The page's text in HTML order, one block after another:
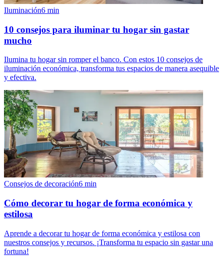
Iluminación6 min
10 consejos para iluminar tu hogar sin gastar
mucho
Ilumina tu hogar sin romper el banco. Con estos 10 consejos de
iluminación económica, transforma tus espacios de manera asequible
y efectiva.
Consejos de decoración6 min
Cómo decorar tu hogar de forma económica y
estilosa
Aprende a decorar tu hogar de forma económica y estilosa con
nuestros consejos y recursos. ¡Transforma tu espacio sin gastar una
fortuna!